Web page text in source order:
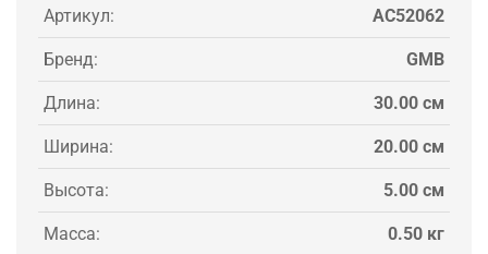
Артикул: AC52062
Бренд: GMB
Длина: 30.00 см
Ширина: 20.00 см
Высота: 5.00 см
Масса: 0.50 кг